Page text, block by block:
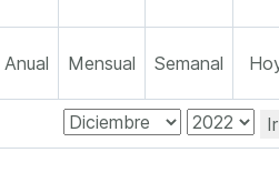
Anual Mensual Semanal